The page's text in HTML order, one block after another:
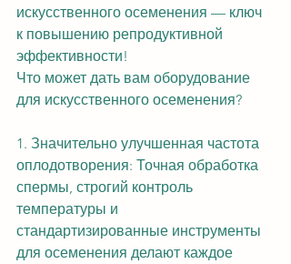
искусственного осеменения — ключ
к повышению репродуктивной
эффективности!
Что может дать вам оборудование
для искусственного осеменения?
1. Значительно улучшенная частота
оплодотворения: Точная обработка
спермы, строгий контроль
температуры и
стандартизированные инструменты
для осеменения делают каждое